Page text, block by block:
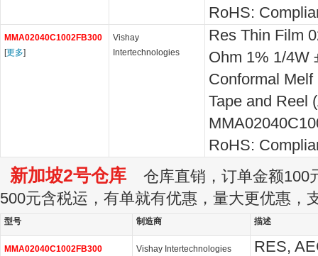
RoHS:
MMA02040C1002FB300
[更多]
Vishay
Intertechnologies
Res Thin Film
Ohm 1% 1/4W
Conformal
Tape and Reel
RoHS:
新加坡2号仓库 仓库直销，订单金额100
500元含税运，有单就有优惠，量大更优惠，
型号 制造商 描述
MMA02040C1002FB300
Vishay Intertechnologies
RES,